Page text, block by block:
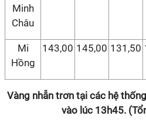
Minh
Châu
Mi
Hồng
143,00 145,00 131,50
Vàng nhẫn trơn tại các hệ
vào lúc 13h45.